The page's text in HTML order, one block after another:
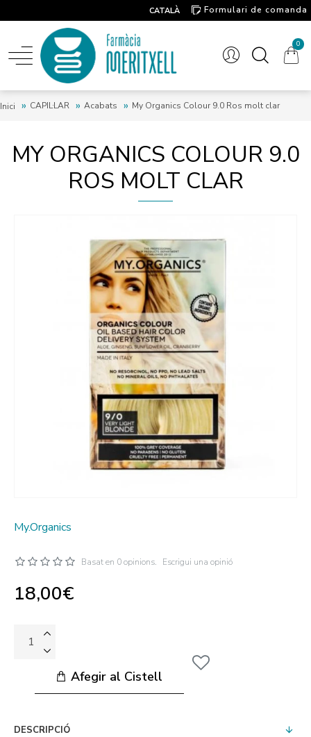
CATALÀ
Formulari de comanda
0
Inici CAPIL·LAR Acabats My Organics Colour 9.0 Ros molt clar
MY ORGANICS COLOUR 9.0
ROS MOLT CLAR
My.Organics
Basat en 0 opinions. Escrigui una opinió
18,00€
Afegir al Cistell
DESCRIPCIÓ